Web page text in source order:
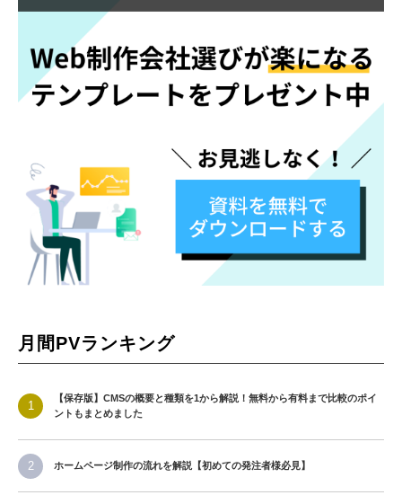
月間PVランキング
【保存版】CMSの概要と種類を1から解説！無料から有料まで比較のポイ
ントもまとめました
ホームページ制作の流れを解説【初めての発注者様必見】